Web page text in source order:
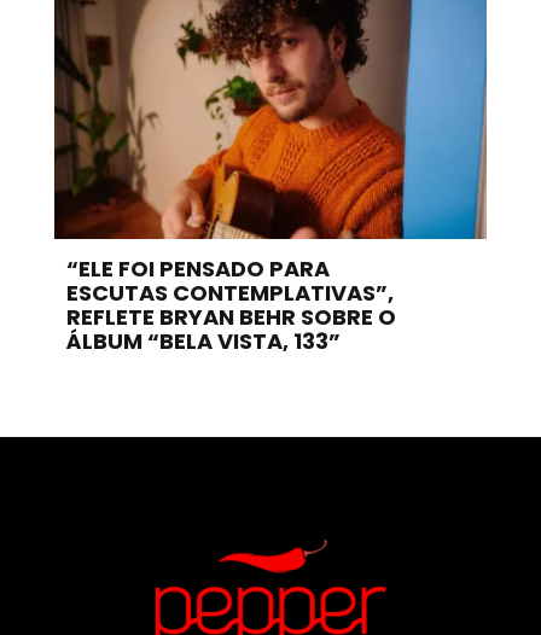
“ELE FOI PENSADO PARA
ESCUTAS CONTEMPLATIVAS”,
REFLETE BRYAN BEHR SOBRE O
ÁLBUM “BELA VISTA, 133”